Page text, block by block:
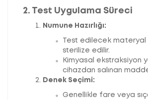
2. Test Uygulama Süreci
Numune Hazırlığı:
Test edilecek materyal
sterilize edilir.
Kimyasal ekstraksiyon
cihazdan salınan
Denek Seçimi:
Genellikle fare veya